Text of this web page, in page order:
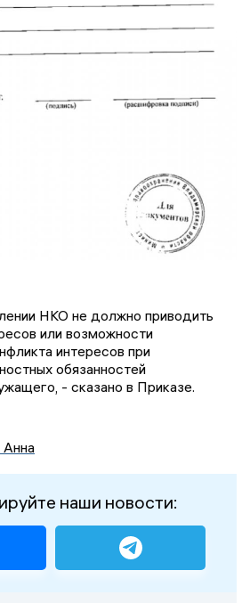
НКО не должно приводить
или возможности
интересов при
обязанностей
- сказано в Приказе.
наши новости: